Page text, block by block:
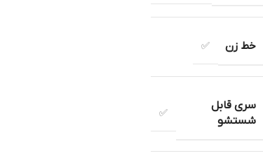
خط زن ✅
سری قابل
شستشو
✅